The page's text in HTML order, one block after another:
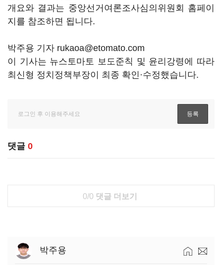
개요와 결과는 중앙선거여론조사심의위원회 홈페이
지를 참조하면 됩니다.
박주용 기자 rukaoa@etomato.com
이 기사는 뉴스토마토 보도준칙 및 윤리강령에 따라
최신형 정치정책부장이 최종 확인·수정했습니다.
댓글 0
0/0 댓글 더보기
박주용